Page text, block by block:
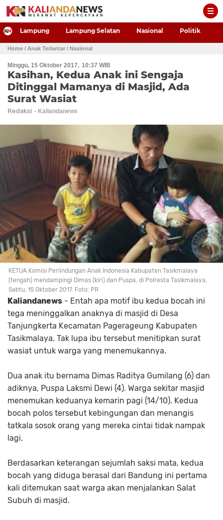
-->
Lampung Lampung Selatan Nasional Politik
Home / Anak Terlantar / Nasional
Minggu, 15 Oktober 2017 10:37 WIB
Kasihan, Kedua Anak ini Sengaja
Ditinggal Mamanya di Masjid, Ada
Surat Wasiat
Redaksi
KETUA Komisi Perlindungan Anak Indonesia Kabupaten Tasikmalaya
(tengah) mendampingi Dimas (kiri) dan Puspa, di Polresta Tasikmalaya,
Sabtu, 15 Oktober 2017. Foto: PR
Kaliandanews - Entah apa motif ibu kedua bocah ini
tega meninggalkan anaknya di masjid di Desa
Tanjungkerta Kecamatan Pagerageung Kabupaten
Tasikmalaya. Tak lupa ibu tersebut menitipkan surat
wasiat untuk warga yang menemukannya.
Dua anak itu bernama Dimas Raditya Gumilang (6) dan
adiknya, Puspa Laksmi Dewi (4). Warga sekitar masjid
menemukan keduanya kemarin pagi (14/10). Kedua
bocah polos tersebut kebingungan dan menangis
tatkala sosok orang yang mereka cintai tidak nampak
lagi.
Berdasarkan keterangan sejumlah saksi mata, kedua
bocah yang diduga berasal dari Bandung ini pertama
kali ditemukan saat warga akan menjalankan Salat
Subuh di masjid.